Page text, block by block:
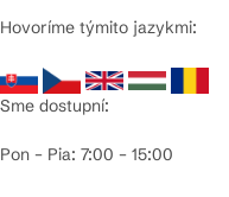
Hovoríme týmito jazykmi:
Sme dostupní:
Pon – Pia: 7:00 – 15:00